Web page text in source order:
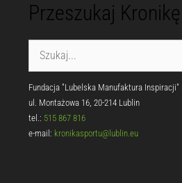
Przeszukaj Kronikę
Fundacja "Lubelska Manufaktura Inspiracji"
ul. Montażowa 16, 20-214 Lublin
tel.: 515 867 816
e-mail: kronikasportu@lublin.eu